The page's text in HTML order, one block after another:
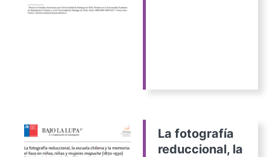
La fotografía
reduccional, la